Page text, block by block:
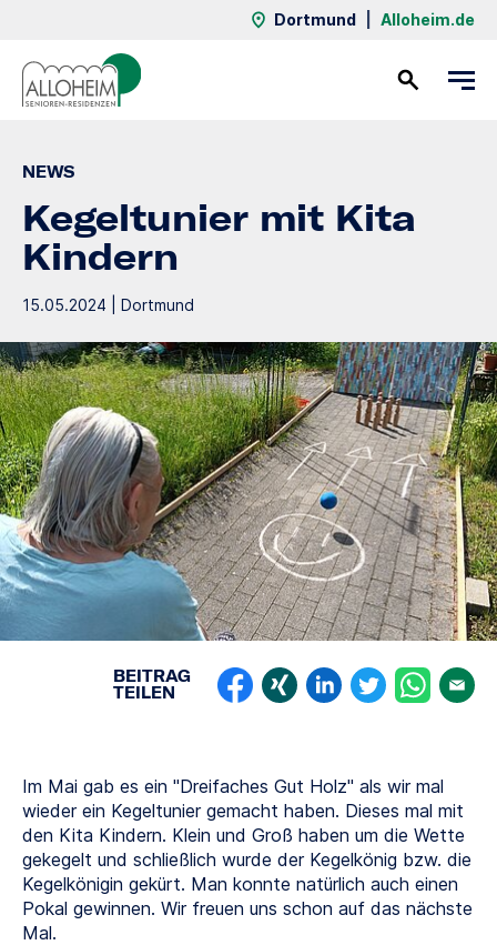
Dortmund Alloheim.de
NEWS
Kegeltunier mit Kita
Kindern
15.05.2024 | Dortmund
BEITRAG
TEILEN
Im Mai gab es ein "Dreifaches Gut Holz" als wir mal
wieder ein Kegeltunier gemacht haben. Dieses mal mit
den Kita Kindern. Klein und Groß haben um die Wette
gekegelt und schließlich wurde der Kegelkönig bzw. die
Kegelkönigin gekürt. Man konnte natürlich auch einen
Pokal gewinnen. Wir freuen uns schon auf das nächste
Mal.